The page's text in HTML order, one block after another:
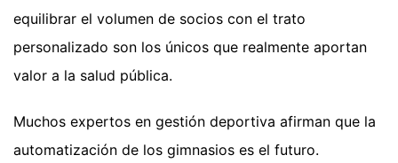
equilibrar el volumen de socios con el trato
personalizado son los únicos que realmente aportan
valor a la salud pública.
Muchos expertos en gestión deportiva afirman que la
automatización de los gimnasios es el futuro.